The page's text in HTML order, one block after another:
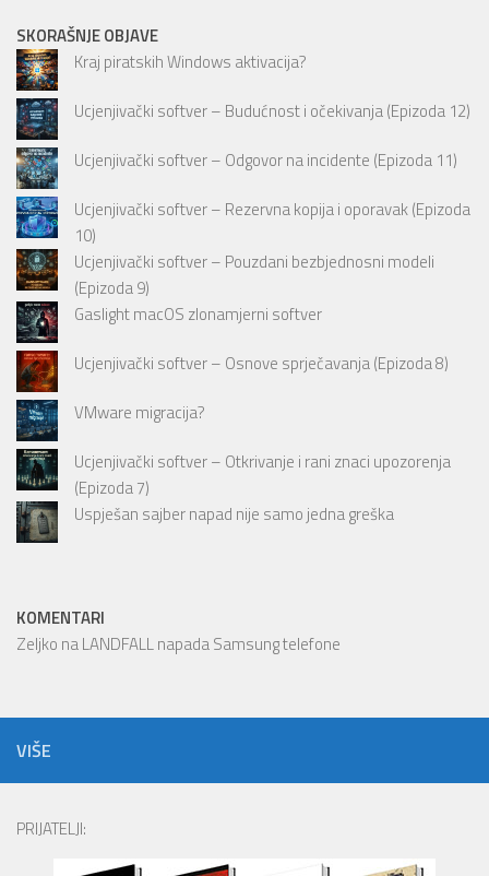
SKORAŠNJE OBJAVE
Kraj piratskih Windows aktivacija?
Ucjenjivački softver – Budućnost i očekivanja (Epizoda 12)
Ucjenjivački softver – Odgovor na incidente (Epizoda 11)
Ucjenjivački softver – Rezervna kopija i oporavak (Epizoda
10)
Ucjenjivački softver – Pouzdani bezbjednosni modeli
(Epizoda 9)
Gaslight macOS zlonamjerni softver
Ucjenjivački softver – Osnove sprječavanja (Epizoda 8)
VMware migracija?
Ucjenjivački softver – Otkrivanje i rani znaci upozorenja
(Epizoda 7)
Uspješan sajber napad nije samo jedna greška
KOMENTARI
Zeljko naLANDFALL napada Samsung telefone
VIŠE
PRIJATELJI: